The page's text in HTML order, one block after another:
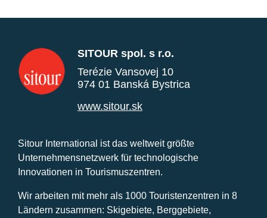
SITOUR spol. s r.o.
Terézie Vansovej 10
974 01 Banská Bystrica
www.sitour.sk
Sitour International ist das weltweit größte
Unternehmensnetzwerk für technologische
Innovationen in Tourismuszentren.
Wir arbeiten mit mehr als 1000 Touristenzentren in 8
Ländern zusammen: Skigebiete, Berggebiete,